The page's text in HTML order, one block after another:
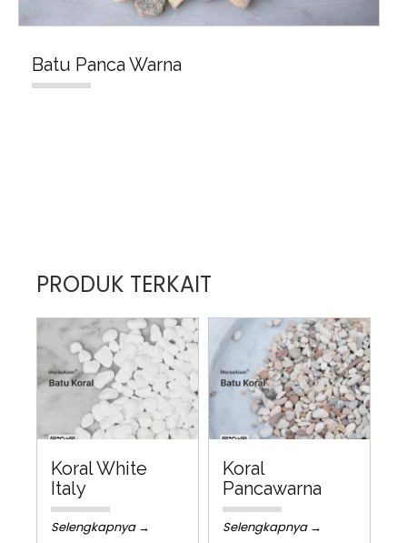
Batu Panca Warna
PRODUK TERKAIT
Koral White
Italy
Selengkapnya →
Koral
Pancawarna
Selengkapnya →